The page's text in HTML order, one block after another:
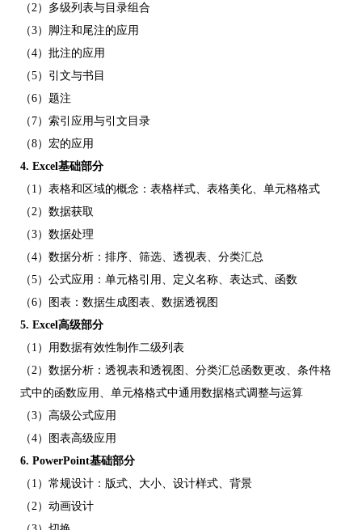
（2）多级列表与目录组合
（3）脚注和尾注的应用
（4）批注的应用
（5）引文与书目
（6）题注
（7）索引应用与引文目录
（8）宏的应用
4. Excel 基础部分
（1）表格和区域的概念：表格样式、表格美化、单元格格式
（2）数据获取
（3）数据处理
（4）数据分析：排序、筛选、透视表、分类汇总
（5）公式应用：单元格引用、定义名称、表达式、函数
（6）图表：数据生成图表、数据透视图
5. Excel 高级部分
（1）用数据有效性制作二级列表
（2）数据分析：透视表和透视图、分类汇总函数更改、条件格
式中的函数应用、单元格格式中通用数据格式调整与运算
（3）高级公式应用
（4）图表高级应用
6. PowerPoint基础部分
（1）常规设计：版式、大小、设计样式、背景
（2）动画设计